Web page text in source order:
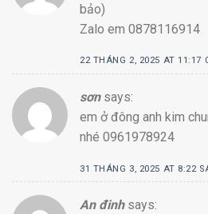
bảo)
Zalo em 0878116914
22 THÁNG 2, 2025 AT 11:17
sơn says:
em ở đông anh kim
nhé 0961978924
31 THÁNG 3, 2025 AT 8:22
An đinh says: